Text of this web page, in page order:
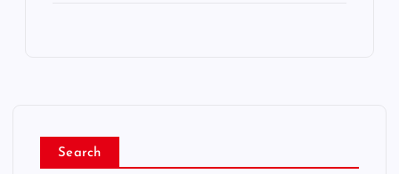
Search